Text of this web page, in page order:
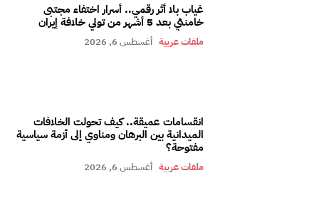
غياب بلا أثر رقمي.. أسرار اختفاء مجتبى
خامنئي بعد 5 أشهر من تولي خلافة إيران
ملفات عربية أغسطس 6, 2026
انقسامات عميقة.. كيف تحولت الخلافات
الميدانية بين البرهان ومناوي إلى أزمة سياسية
مفتوحة؟
ملفات عربية أغسطس 6, 2026